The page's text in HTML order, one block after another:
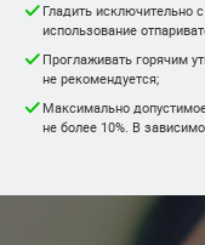
Гладить исключительно
использование
Проглаживать горячим
не рекомендуется;
Максимально
не более 10%. В